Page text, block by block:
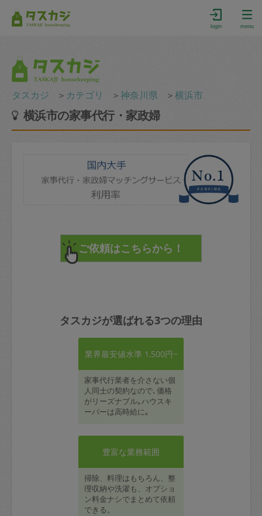
login menu
タスカジ ＞ カテゴリ ＞神奈川県 ＞横浜市
横浜市の家事代行・家政婦
タスカジが選ばれる3つの理由
業界最安値水準 1,500円~
家事代行業者を介さない個
人同士の契約なので､価格
がリーズナブル｡ハウスキ
ーパーは高時給に｡
豊富な業務範囲
掃除、料理はもちろん、整
理収納や洗濯も、オプショ
ン料金ナシでまとめて依頼
できる。